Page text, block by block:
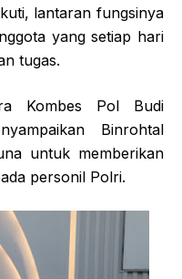
lantaran fungsinya
yang setiap hari
tugas.
Kombes Pol Budi
Binrohtal
untuk memberikan
personil Polri.